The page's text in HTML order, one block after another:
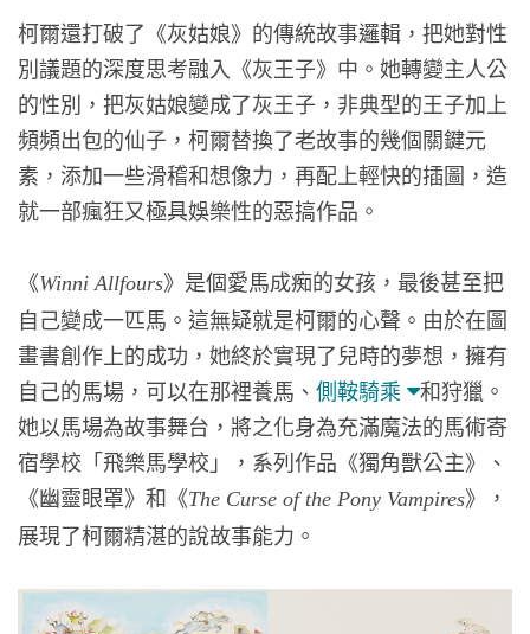
柯爾還打破了《灰姑娘》的傳統故事邏輯，把她對性
別議題的深度思考融入《灰王子》中。她轉變主人公
的性別，把灰姑娘變成了灰王子，非典型的王子加上
頻頻出包的仙子，柯爾替換了老故事的幾個關鍵元
素，添加一些滑稽和想像力，再配上輕快的插圖，造
就一部瘋狂又極具娛樂性的惡搞作品。
《Winni Allfours》是個愛馬成痴的女孩，最後甚至把
自己變成一匹馬。這無疑就是柯爾的心聲。由於在圖
畫書創作上的成功，她終於實現了兒時的夢想，擁有
自己的馬場，可以在那裡養馬、 側鞍騎乘
和狩獵。
她以馬場為故事舞台，將之化身為充滿魔法的馬術寄
宿學校「飛樂馬學校」，系列作品《獨角獸公主》、
《幽靈眼罩》和《The Curse of the Pony Vampires》，
展現了柯爾精湛的說故事能力。